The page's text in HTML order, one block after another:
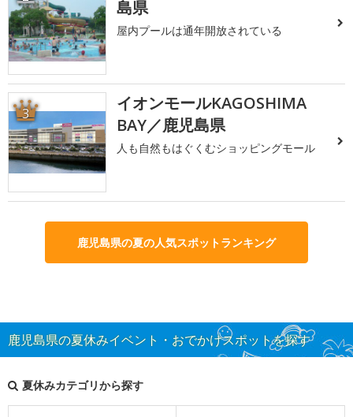
島県
屋内プールは通年開放されている
3
イオンモールKAGOSHIMA
BAY／鹿児島県
人も自然もはぐくむショッピングモール
鹿児島県の夏の人気スポットランキング
鹿児島県の夏休みイベント・おでかけスポットを探す
夏休みカテゴリから探す